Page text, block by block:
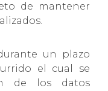
de mantener
un plazo
el cual se
de los datos